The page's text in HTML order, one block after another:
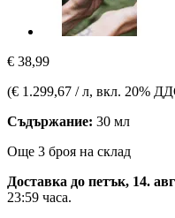
€ 38,99
(€ 1.299,67 / л, вкл. 20%
Съдържание: 30 мл
Още 3 броя на склад
Доставка до петък, 14.
23:59 часа.